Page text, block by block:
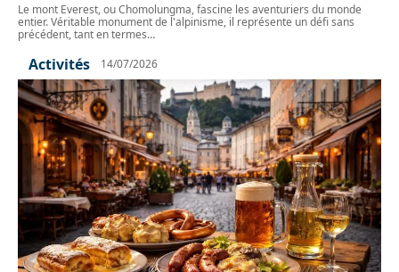
Le mont Everest, ou Chomolungma, fascine les aventuriers du monde
entier. Véritable monument de l'alpinisme, il représente un défi sans
précédent, tant en termes…
Activités 14/07/2026